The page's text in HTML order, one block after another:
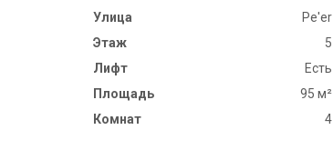
Улица
Pe'er
Этаж
5
Лифт
Есть
Площадь
95 м²
Комнат
4